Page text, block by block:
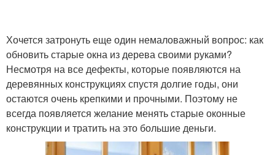
Хочется затронуть еще один немаловажный вопрос: как
обновить старые окна из дерева своими руками?
Несмотря на все дефекты, которые появляются на
деревянных конструкциях спустя долгие годы, они
остаются очень крепкими и прочными. Поэтому не
всегда появляется желание менять старые оконные
конструкции и тратить на это большие деньги.